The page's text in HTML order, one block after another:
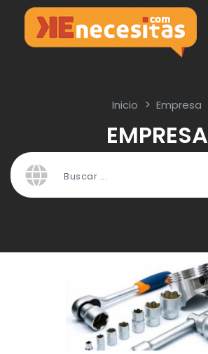
Inicio Empresa
EMPRESA